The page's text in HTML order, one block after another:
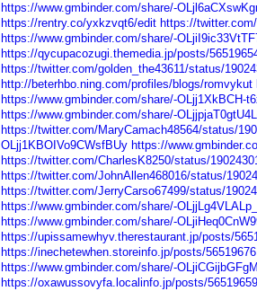
https://www.gmbinder.com/share/-
https://rentry.co/yxkzvqt6/edit https://
https://www.gmbinder.com/share/-
https://qycupacozugi.themedia.jp/posts/
https://twitter.com/golden_the43611/status/
http://beterhbo.ning.com/profiles/blogs/romvykut
https://www.gmbinder.com/share/-OLjj1XkBCH-
https://www.gmbinder.com/share/-
https://twitter.com/MaryCamach48564/status/
OLjj1KBOIVo9CWsfBUy https://
https://twitter.com/CharlesK8250/status/
https://twitter.com/JohnAllen468016/status/
https://twitter.com/JerryCarso67499/status/
https://www.gmbinder.com/share/-
https://www.gmbinder.com/share/-
https://upissamewhyv.therestaurant.jp/posts/
https://inechetewhen.storeinfo.jp/posts/56519676
https://www.gmbinder.com/share/-
https://oxawussovyfa.localinfo.jp/posts/56519659